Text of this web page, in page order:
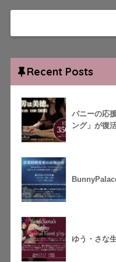
Recent Posts
バニーの応
ング」が復
ゆう・さな